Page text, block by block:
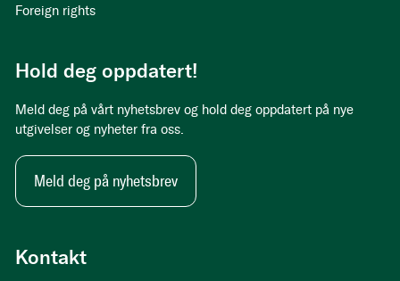
Kontakt
Foreign rights
Hold deg oppdatert!
Meld deg på vårt nyhetsbrev og hold deg oppdatert på nye
utgivelser og nyheter fra oss.
Meld deg på nyhetsbrev